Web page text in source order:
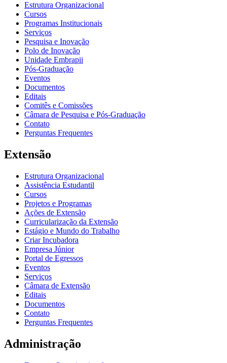
Estrutura Organizacional
Cursos
Programas Institucionais
Serviços
Pesquisa e Inovação
Polo de Inovação
Unidade Embrapii
Pós-Graduação
Eventos
Documentos
Editais
Comitês e Comissões
Câmara de Pesquisa e Pós-Graduação
Contato
Perguntas Frequentes
Extensão
Estrutura Organizacional
Assistência Estudantil
Cursos
Projetos e Programas
Ações de Extensão
Curricularização da Extensão
Estágio e Mundo do Trabalho
Criar Incubadora
Empresa Júnior
Portal de Egressos
Eventos
Serviços
Câmara de Extensão
Editais
Documentos
Contato
Perguntas Frequentes
Administração